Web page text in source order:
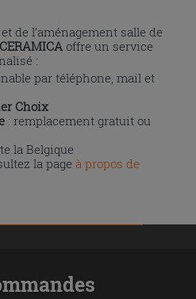
de l’aménagement salle de
offre un service
:
par téléphone, mail et
Choix
: remplacement gratuit ou
la Belgique
la page à propos de